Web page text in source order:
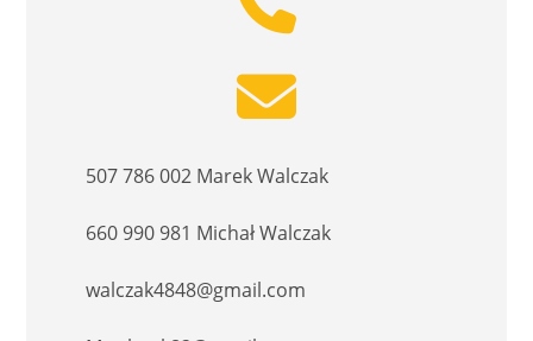
507 786 002 Marek Walczak
660 990 981 Michał Walczak
walczak4848@gmail.com